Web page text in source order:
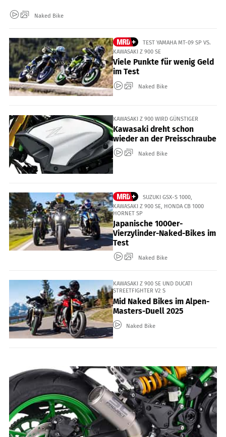
Naked Bike
TEST YAMAHA MT-09 SP VS.
KAWASAKI Z 900 SE
Viele Punkte für wenig Geld
im Test
Naked Bike
KAWASAKI Z 900 WIRD GÜNSTIGER
Kawasaki dreht schon
wieder an der Preisschraube
Naked Bike
SUZUKI GSX-S 1000,
KAWASAKI Z 900 SE, HONDA CB 1000
HORNET SP
Japanische 1000er-
Vierzylinder-Naked-Bikes im
Test
Naked Bike
KAWASAKI Z 900 SE UND DUCATI
STREETFIGHTER V2 S
Mid Naked Bikes im Alpen-
Masters-Duell 2025
Naked Bike